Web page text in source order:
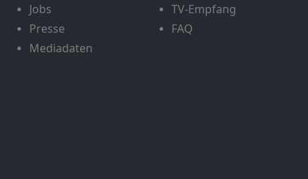
Jobs
Presse
Mediadaten
TV-Empfang
FAQ